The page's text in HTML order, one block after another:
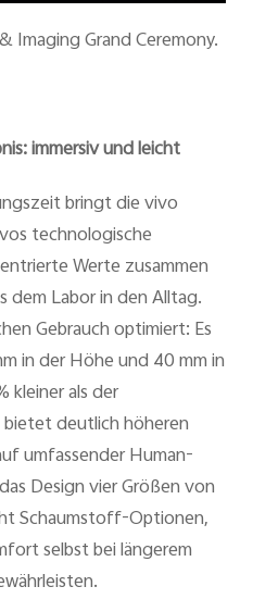
Imaging Grand Ceremony.
immersiv und leicht
bringt die vivo
technologische
Werte zusammen
dem Labor in den Alltag.
Gebrauch optimiert: Es
in der Höhe und 40 mm in
kleiner als der
deutlich höheren
umfassender Human-
Design vier Größen von
Schaumstoff-Optionen,
selbst bei längerem